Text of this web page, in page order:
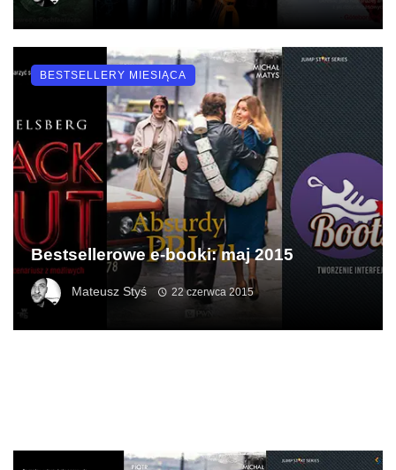
Bestsellerowe e-booki: maj 2015
Mateusz Styś 22 czerwca 2015
BESTSELLERY MIESIĄCA